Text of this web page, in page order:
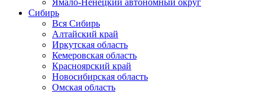
Ямало-Ненецкий автономный округ
Сибирь
Вся Сибирь
Алтайский край
Иркутская область
Кемеровская область
Красноярский край
Новосибирская область
Омская область